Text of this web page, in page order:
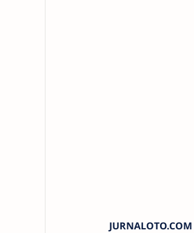
JURNALOTO.COM